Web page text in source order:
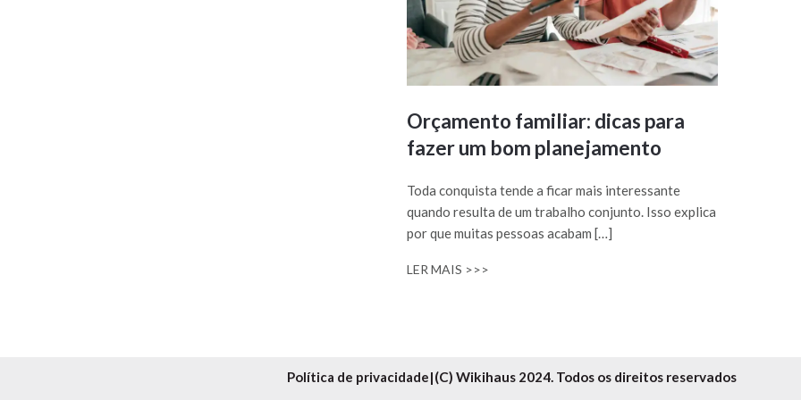
Orçamento familiar: dicas para
fazer um bom planejamento
Toda conquista tende a ficar mais interessante
quando resulta de um trabalho conjunto. Isso explica
por que muitas pessoas acabam […]
LER MAIS >>>
Política de privacidade|(C) Wikihaus 2024. Todos os direitos reservados